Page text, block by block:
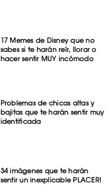
17 Memes de Disney que no
sabes si te harán reír, llorar o
hacer sentir MUY incómodo
Problemas de chicas altas y
bajitas que te harán sentir muy
identificada
34 imágenes que te harán
sentir un inexplicable PLACER!